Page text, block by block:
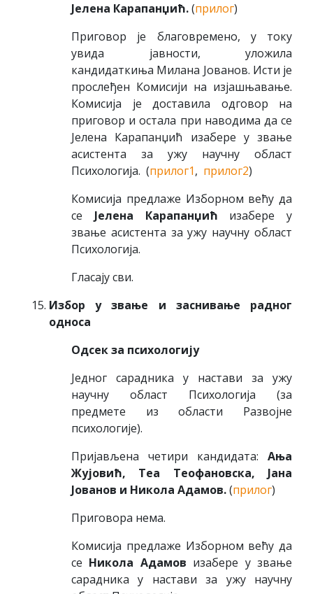
Јелена Карапанџић.(прилог)
Приговор је благовремено, у току
увида јавности, уложила
кандидаткиња Милана Јованов. Исти је
прослеђен Комисији на изјашњавање.
Комисија је доставила одговор на
приговор и остала при наводима да се
Јелена Карапанџић изабере у звање
асистента за ужу научну област
Психологија. (прилог1, прилог2)
Комисија предлаже Изборном већу да
се Јелена Карапанџић изабере у
звање асистента за ужу научну област
Психологија.
Гласају сви.
Избор у звање и заснивање радног
односа
Одсек за психологију
Једног сарадника у настави за ужу
научну област Психологија (за
предмете из области Развојне
психологије).
Пријављена четири кандидата: Ања
Жујовић, Теа Теофановска, Јана
Јованов и Никола Адамов.(прилог)
Приговора нема.
Комисија предлаже Изборном већу да
се Никола Адамов изабере у звање
сарадника у настави за ужу научну